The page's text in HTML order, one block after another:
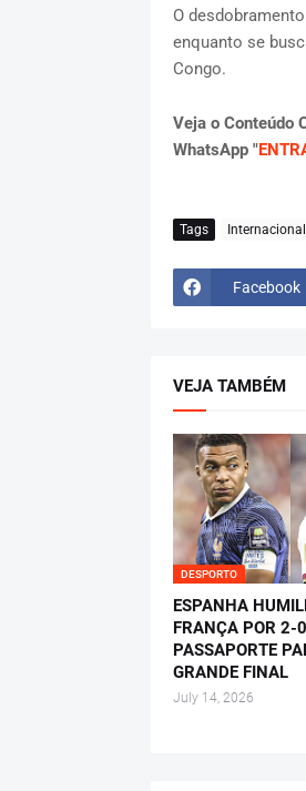
O
enquanto se
Congo.
Veja o Conteúdo
WhatsApp "
Tags Internacional
Facebook
VEJA TAMBÉM
DESPORTO
ESPANHA
FRANÇA POR 2-
PASSAPORTE
GRANDE FINAL
July 14, 2026